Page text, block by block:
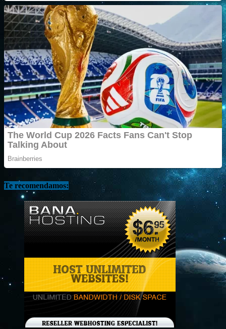
Te recomendamos: